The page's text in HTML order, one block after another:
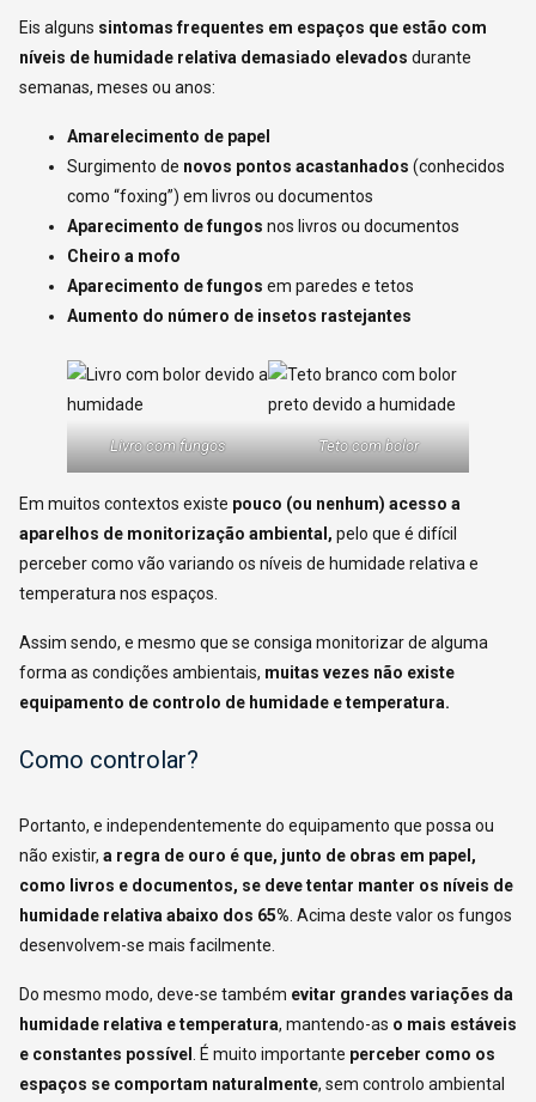
Eis alguns sintomas frequentes em espaços que estão com
níveis de humidade relativa demasiado elevados durante
semanas, meses ou anos:
Amarelecimento de papel
Surgimento de novos pontos acastanhados (conhecidos
como “foxing”) em livros ou documentos
Aparecimento de fungos nos livros ou documentos
Cheiro a mofo
Aparecimento de fungos em paredes e tetos
Aumento do número de insetos rastejantes
Livro com fungos Teto com bolor
Em muitos contextos existe pouco (ou nenhum) acesso a
aparelhos de monitorização ambiental, pelo que é difícil
perceber como vão variando os níveis de humidade relativa e
temperatura nos espaços.
Assim sendo, e mesmo que se consiga monitorizar de alguma
forma as condições ambientais, muitas vezes não existe
equipamento de controlo de humidade e temperatura.
Como controlar?
Portanto, e independentemente do equipamento que possa ou
não existir, a regra de ouro é que, junto de obras em papel,
como livros e documentos, se deve tentar manter os níveis de
humidade relativa abaixo dos 65% . Acima deste valor os fungos
desenvolvem-se mais facilmente.
Do mesmo modo, deve-se também evitar grandes variações da
humidade relativa e temperatura, mantendo-as o mais estáveis
e constantes possível . É muito importante perceber como os
espaços se comportam naturalmente, sem controlo ambiental